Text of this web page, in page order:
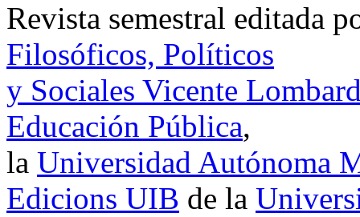
Revista semestral editada
Filosóficos, Políticos
y Sociales Vicente
Educación Pública,
la Universidad Autónoma
Edicions UIB de la